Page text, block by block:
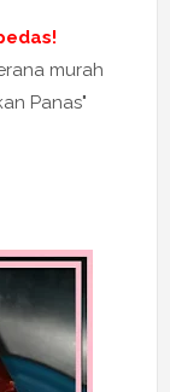
murah
Panas"